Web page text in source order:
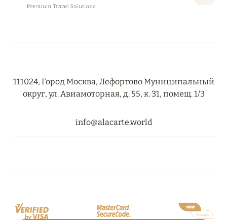
111024, Город Москва, Лефортово Муниципальный
округ, ул. Авиамоторная, д. 55, к. 31, помещ. 1/3
info@alacarte.world